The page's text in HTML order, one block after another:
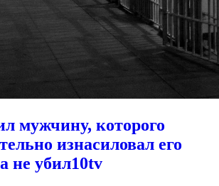
мужчину, которого
изнасиловал его
не убил10tv